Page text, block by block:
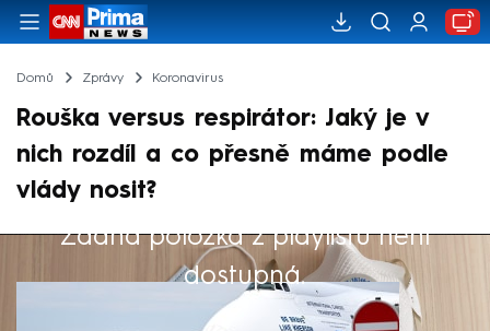
Domů Zprávy Koronavirus
Rouška versus respirátor: Jaký je v
nich rozdíl a co přesně máme podle
vlády nosit?
Žádná položka z playlistu není
dostupná.
Výběr redakce